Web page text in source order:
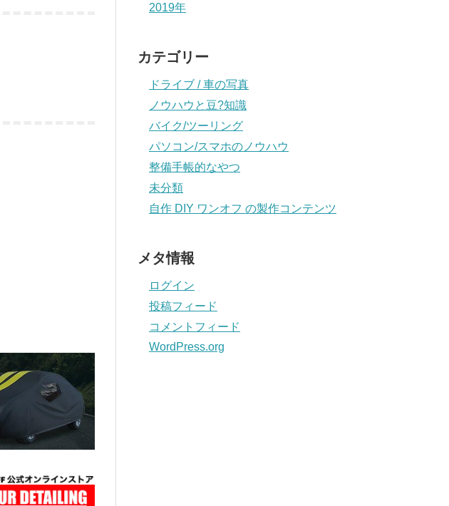
2019年
カテゴリー
ドライブ / 車の写真
ノウハウと豆?知識
バイク/ツーリング
パソコン/スマホのノウハウ
整備手帳的なやつ
未分類
自作 DIY ワンオフ の製作コンテンツ
メタ情報
ログイン
投稿フィード
コメントフィード
WordPress.org